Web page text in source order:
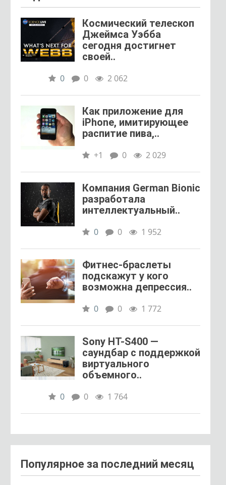
Космический телескоп
Джеймса Уэбба
сегодня достигнет
своей..
0 0 2 062
Как приложение для
iPhone, имитирующее
распитие пива,..
+1 0 2 029
Компания German Bionic
разработала
интеллектуальный..
0 0 1 952
Фитнес-браслеты
подскажут у кого
возможна депрессия..
0 0 1 772
Sony HT-S400 —
саундбар с поддержкой
виртуального
объемного..
0 0 1 764
Популярное за последний месяц